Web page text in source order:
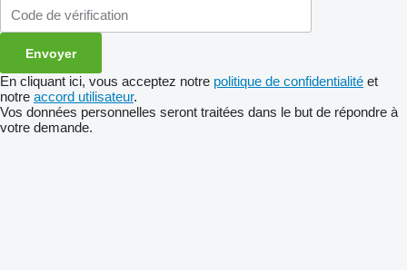
En cliquant ici, vous acceptez notre politique de confidentialité et
notre accord utilisateur.
Vos données personnelles seront traitées dans le but de répondre à
votre demande.